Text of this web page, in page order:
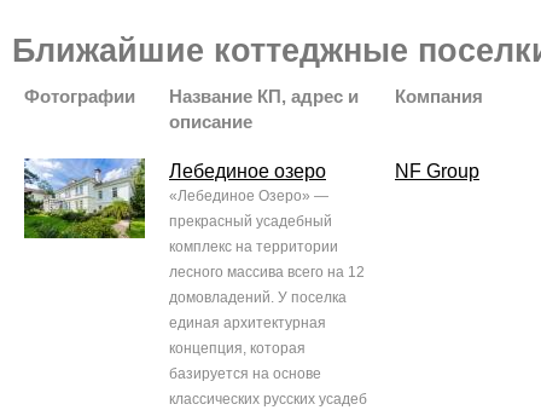
Ближайшие коттеджные
Фотографии
Название КП, адрес и
описание
Компания
Лебединое озеро
«Лебединое Озеро» —
прекрасный усадебный
комплекс на территории
лесного массива всего на 12
домовладений. У поселка
единая архитектурная
концепция, которая
базируется на основе
классических русских усадеб
NF Group